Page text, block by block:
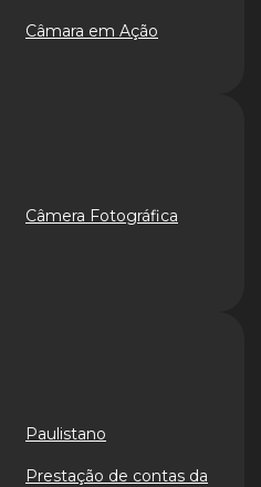
Câmara em Ação
Câmera Fotográfica
Paulistano
Prestação de contas da